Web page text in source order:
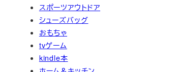
スポーツアウトドア
シューズバッグ
おもちゃ
tvゲーム
kindle本